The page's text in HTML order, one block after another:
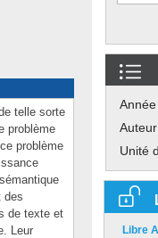
telle sorte
problème
problème
des
de texte et
Leur
Année
Auteur
Unité
Libre